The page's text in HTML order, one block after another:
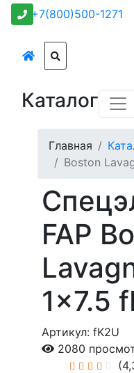
+7(800)500-1271
Каталог
Главная
Boston
FAP
1x7.5
Артикул: fK2U
2080